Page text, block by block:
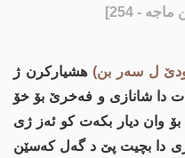
- 254]
ل سه‌ر بن) هشیاركرن ژ
دا شانازی و فه‌خرێ بۆ خۆ
وان دیار بكه‌ت كو ئه‌ز ژی
دا بچیت پێ د گه‌ل كه‌سێن